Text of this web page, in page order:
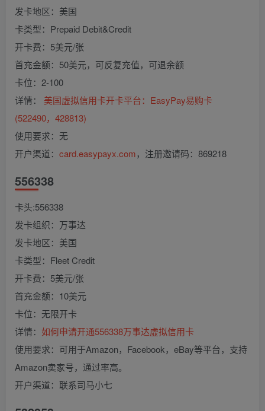
发卡地区：美国
卡类型：Prepaid Debit&Credit
开卡费：5美元/张
首充金额：50美元，可反复充值，可退余额
卡位：2-100
详情： 美国虚拟信用卡开卡平台：EasyPay易购卡
(522490，428813)
使用要求：无
开户渠道： card.easypayx.com，注册邀请码：869218
556338
卡头:556338
发卡组织：万事达
发卡地区：美国
卡类型：Fleet Credit
开卡费：5美元/张
首充金额：10美元
卡位：无限开卡
详情： 如何申请开通556338万事达虚拟信用卡
使用要求：可用于Amazon，Facebook，eBay等平台，支持
Amazon卖家号，通过率高。
开户渠道：联系司马小七